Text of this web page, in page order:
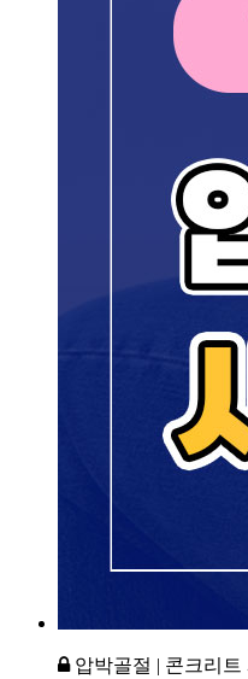
압박골절 | 콘크리트